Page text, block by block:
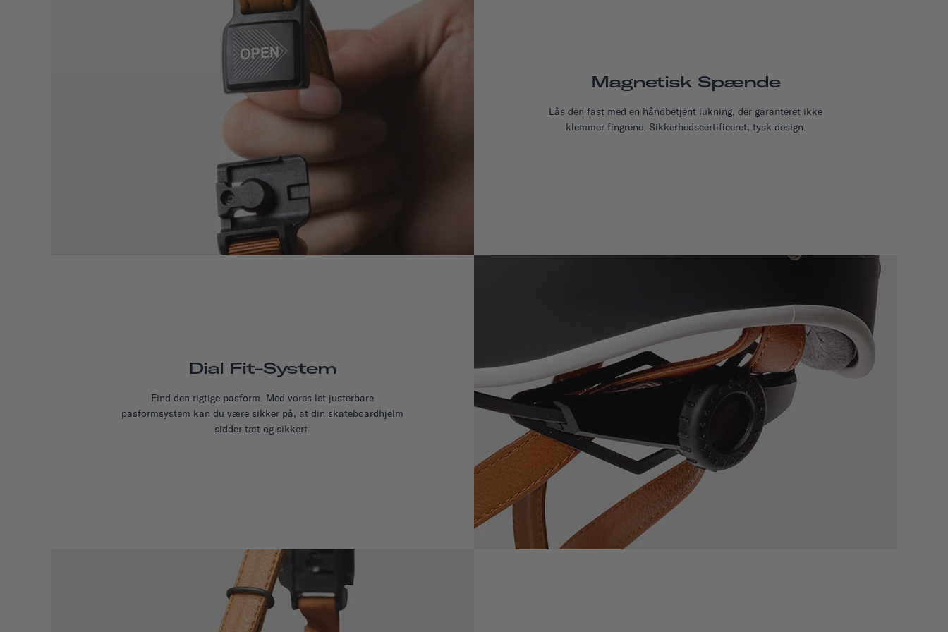
Magnetisk Spænde
Lås den fast med en håndbetjent lukning, der garanteret ikke
klemmer fingrene. Sikkerhedscertificeret, tysk design.
Dial Fit-System
Find den rigtige pasform. Med vores let justerbare
pasformsystem kan du være sikker på, at din skateboardhjelm
sidder tæt og sikkert.